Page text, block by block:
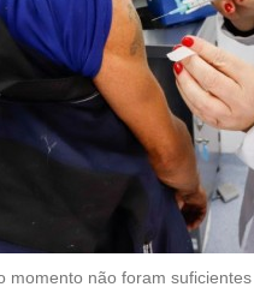
momento não foram